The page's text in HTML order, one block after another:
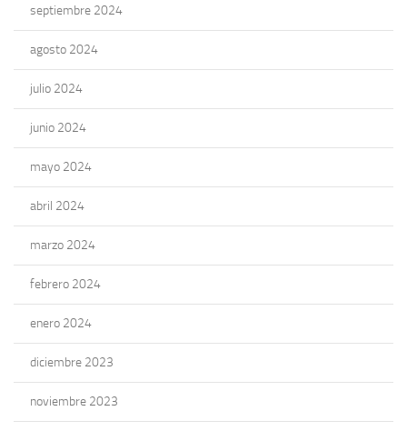
septiembre 2024
agosto 2024
julio 2024
junio 2024
mayo 2024
abril 2024
marzo 2024
febrero 2024
enero 2024
diciembre 2023
noviembre 2023